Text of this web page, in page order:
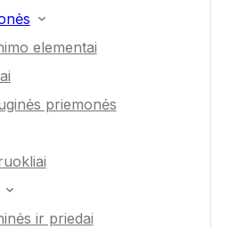
elementai
priemonės
ir priedai